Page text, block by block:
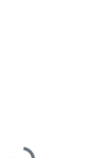
Yükleniyor...